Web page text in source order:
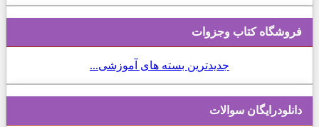
فروشگاه کتاب وجزوات
جدیدترین بسته های آموزشی...
دانلودرایگان سوالات